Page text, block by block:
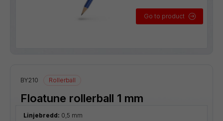
Go to product
BY210 Rollerball
Floatune rollerball 1 mm
Linjebredd: 0,5 mm